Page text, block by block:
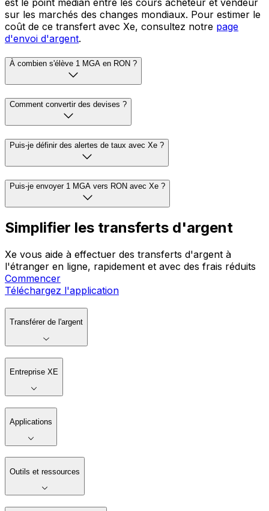
sur les marchés des changes mondiaux. Pour estimer le
coût de ce transfert avec Xe, consultez notre page
d'envoi d'argent.
À combien s'élève 1 MGA en RON ?
Comment convertir des devises ?
Puis-je définir des alertes de taux avec Xe ?
Puis-je envoyer 1 MGA vers RON avec Xe ?
Simplifier les transferts d'argent
Xe vous aide à effectuer des transferts d'argent à
l'étranger en ligne, rapidement et avec des frais réduits
Commencer
Téléchargez l'application
Transférer de l'argent
Entreprise XE
Applications
Outils et ressources